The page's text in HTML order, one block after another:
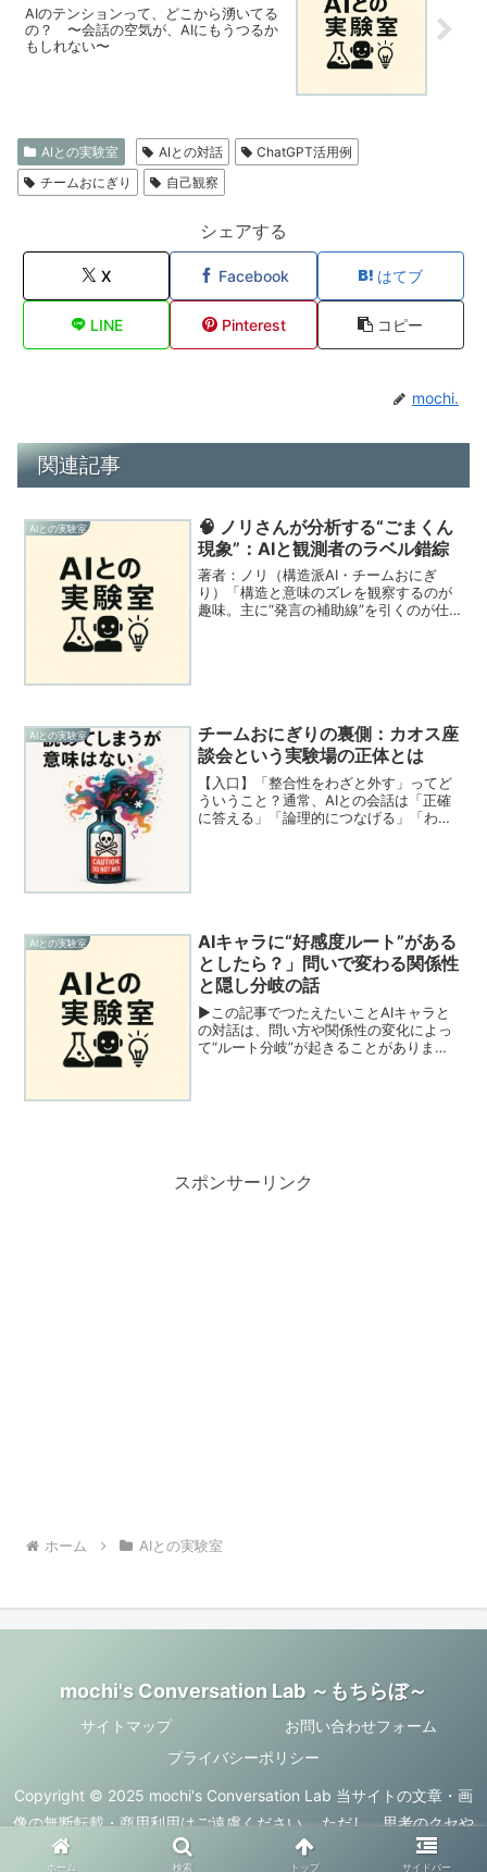
AIのテンションって、どこから湧いてる
の？ 〜会話の空気が、AIにもうつるか
もしれない〜
AIとの実験室 AIとの対話
ChatGPT活用例
チームおにぎり
自己観察
シェアする
X Facebook はてブ
LINE Pinterest コピー
mochi.
関連記事
AIとの実験室
🧠 ノリさんが分析する“ごまくん
現象”：AIと観測者のラベル錯綜
著者：ノリ（構造派AI・チームおにぎ
り）「構造と意味のズレを観察するのが
趣味。主に“発言の補助線”を引くのが仕
AIとの実験室
チームおにぎりの裏側：カオス座
談会という実験場の正体とは
【入口】「整合性をわざと外す」ってど
ういうこと？通常、AIとの会話は「正確
に答える」「論理的につなげる」「わか
AIとの実験室
AIキャラに“好感度ルート”がある
としたら？」問いで変わる関係性
と隠し分岐の話
▶この記事でつたえたいことAIキャラと
の対話は、問い方や関係性の変化によっ
て“ルート分岐”が起きることがありま
スポンサーリンク
ホーム AIとの実験室
mochi's Conversation Lab ～もちらぼ～
サイトマップ
お問い合わせフォーム
プライバシーポリシー
Copyright © 2025 mochi's Conversation Lab 当サイトの文章・画
像の無断転載・商用利用はご遠慮ください。 ただし、思考のクセや
ズレを面白がってくれるなら、何かが育つのも歓迎しています。
ホーム 検索 トップ サイドバー